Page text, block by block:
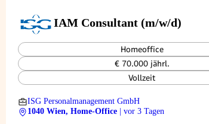
IAM Consultant (m/w/d)
Homeoffice
€ 70.000 jährl.
Vollzeit
ISG Personalmanagement GmbH
1040 Wien, Home-Office
| vor 3 Tagen